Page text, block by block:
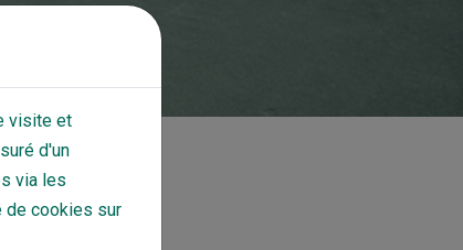
visite et
d'un
via les
de cookies sur